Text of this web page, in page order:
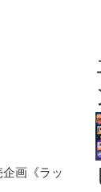
画《ラッ